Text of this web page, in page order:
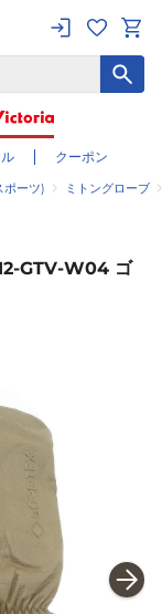
クーポン
ポーツ) ミトングローブ
GTV-W04 ゴ